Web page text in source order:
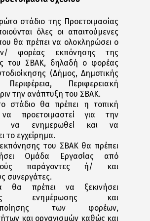
στάδιο της Προετοιμασίας
όλες οι απαιτούμενες
θα πρέπει να ολοκληρώσει ο
φορέας εκπόνησης της
του ΣΒΑΚ, δηλαδή ο φορέας
(Δήμος, Δημοτικής
Περιφερειακή
την ανάπτυξη του ΣΒΑΚ.
στάδιο θα πρέπει η τοπική
να προετοιμαστεί για την
να ενημερωθεί και να
το εγχείρημα.​
του ΣΒΑΚ θα πρέπει
Ομάδα Εργασίας από
παράγοντες ή/ και
συνεργάτες.
θα πρέπει να ξεκινήσει
ενημέρωσης και
των φορέων,
και οργανισμών καθώς και